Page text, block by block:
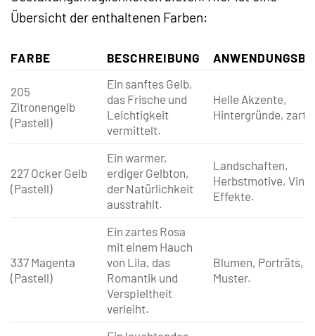
Übersicht der enthaltenen Farben:
FARBE BESCHREIBUNG
205
Zitronengelb
(Pastell)
Ein sanftes Gelb,
das Frische und
Leichtigkeit
vermittelt.
Helle Akzente,
Hintergründe,
227 Ocker Gelb
(Pastell)
Ein warmer,
erdiger Gelbton,
der Natürlichkeit
ausstrahlt.
Landschaften,
Herbstmotive,
Effekte.
337 Magenta
(Pastell)
Ein zartes Rosa
mit einem Hauch
von Lila, das
Romantik und
Verspieltheit
verleiht.
Blumen, Porträts,
Muster.